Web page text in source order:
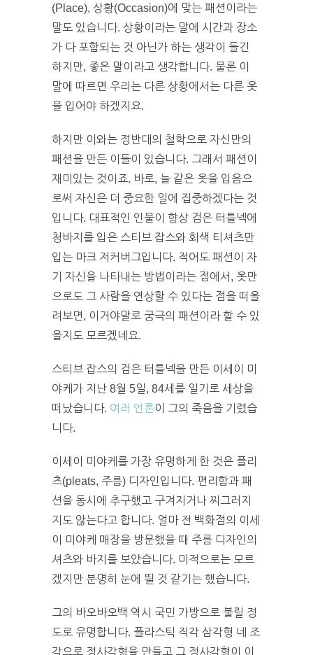
(Place), 상황(Occasion)에 맞는 패션이라는
말도 있습니다. 상황이라는 말에 시간과 장소
가 다 포함되는 것 아닌가 하는 생각이 들긴
하지만, 좋은 말이라고 생각합니다. 물론 이
말에 따르면 우리는 다른 상황에서는 다른 옷
을 입어야 하겠지요.
하지만 이와는 정반대의 철학으로 자신만의
패션을 만든 이들이 있습니다. 그래서 패션이
재미있는 것이죠. 바로, 늘 같은 옷을 입음으
로써 자신은 더 중요한 일에 집중하겠다는 것
입니다. 대표적인 인물이 항상 검은 터틀넥에
청바지를 입은 스티브 잡스와 회색 티셔츠만
입는 마크 저커버그입니다. 적어도 패션이 자
기 자신을 나타내는 방법이라는 점에서, 옷만
으로도 그 사람을 연상할 수 있다는 점을 떠올
려보면, 이거야말로 궁극의 패션이라 할 수 있
을지도 모르겠네요.
스티브 잡스의 검은 터틀넥을 만든 이세이 미
야케가 지난 8월 5일, 84세를 일기로 세상을
떠났습니다. 여러 언론이 그의 죽음을 기렸습
니다.
이세이 미야케를 가장 유명하게 한 것은 플리
츠(pleats, 주름) 디자인입니다. 편리함과 패
션을 동시에 추구했고 구겨지거나 찌그러지
지도 않는다고 합니다. 얼마 전 백화점의 이세
이 미야케 매장을 방문했을 때 주름 디자인의
셔츠와 바지를 보았습니다. 미적으로는 모르
겠지만 분명히 눈에 띌 것 같기는 했습니다.
그의 바오바오백 역시 국민 가방으로 불릴 정
도로 유명합니다. 플라스틱 직각 삼각형 네 조
각으로 정사각형을 만들고 그 정사각형이 이